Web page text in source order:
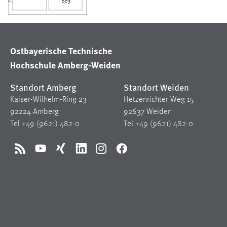
Ostbayerische Technische
Hochschule Amberg-Weiden
Standort Amberg
Kaiser-Wilhelm-Ring 23
92224 Amberg
Tel +49 (9621) 482-0
Standort Weiden
Hetzenrichter Weg 15
92637 Weiden
Tel +49 (9621) 482-0
RSS YouTubeXing LinkedInInstagramFacebook
Matomo
Zweck: Zugriffsstatistik
MARKETING
verwendet, um personalisierte Werbung anzuzeigen.